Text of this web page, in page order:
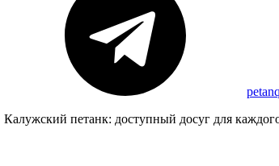
Калужский петанк: доступный досуг для